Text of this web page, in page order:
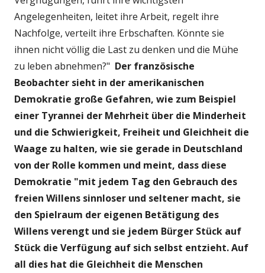
Angelegenheiten, leitet ihre Arbeit, regelt ihre
Nachfolge, verteilt ihre Erbschaften. Könnte sie
ihnen nicht völlig die Last zu denken und die Mühe
zu leben abnehmen?" Der französische
Beobachter sieht in der amerikanischen
Demokratie große Gefahren, wie zum Beispiel
einer Tyrannei der Mehrheit über die Minderheit
und die Schwierigkeit, Freiheit und Gleichheit die
Waage zu halten, wie sie gerade in Deutschland
von der Rolle kommen und meint, dass diese
Demokratie "mit jedem Tag den Gebrauch des
freien Willens sinnloser und seltener macht, sie
den Spielraum der eigenen Betätigung des
Willens verengt und sie jedem Bürger Stück auf
Stück die Verfügung auf sich selbst entzieht.Auf
all dies hat die Gleichheit die Menschen